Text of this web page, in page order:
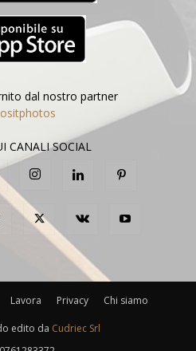
dal nostro partner
CANALI SOCIAL
Lavora Privacy Chi siamo
edito da Cudriec Srl